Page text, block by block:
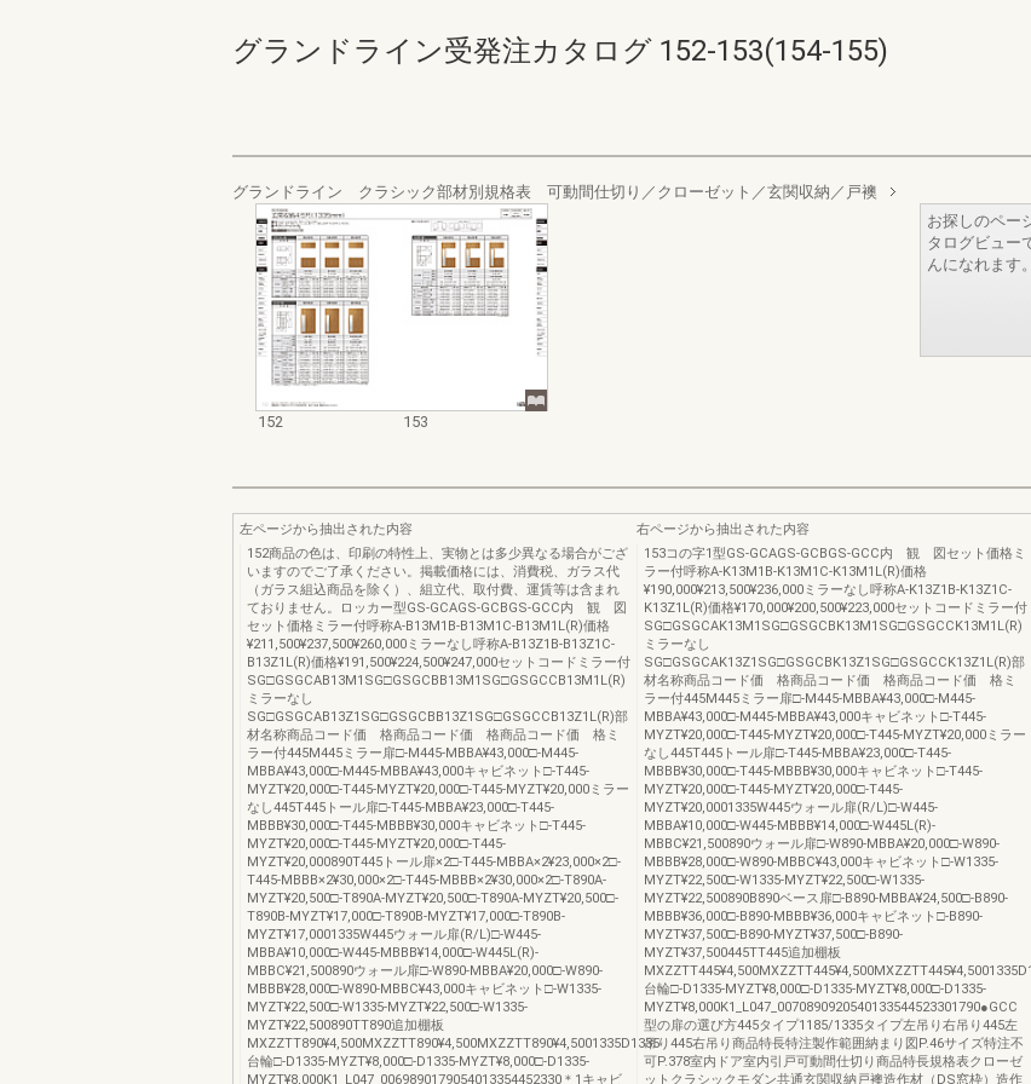
グランドライン受発注カタログ 152-153(154-155)
グランドライン クラシック部材別規格表 可動間仕切り／クローゼット／玄関収納／戸襖
152 153
お探しのペー
タログビュー
んになれます。
左ページから抽出された内容
152商品の色は、印刷の特性上、実物とは多少異なる場合がござ
いますのでご了承ください。掲載価格には、消費税、ガラス代
（ガラス組込商品を除く）、組立代、取付費、運賃等は含まれ
ておりません。ロッカー型GS-GCAGS-GCBGS-GCC内 観 図
セット価格ミラー付呼称A-B13M1B-B13M1C-B13M1L(R)価格
¥211,500¥237,500¥260,000ミラーなし呼称A-B13Z1B-B13Z1C-
B13Z1L(R)価格¥191,500¥224,500¥247,000セットコードミラー付
SG□GSGCAB13M1SG□GSGCBB13M1SG□GSGCCB13M1L(R)
ミラーなし
SG□GSGCAB13Z1SG□GSGCBB13Z1SG□GSGCCB13Z1L(R)部
材名称商品コード価 格商品コード価 格商品コード価 格ミ
ラー付445M445ミラー扉□-M445-MBBA¥43,000□-M445-
MBBA¥43,000□-M445-MBBA¥43,000キャビネット□-T445-
MYZT¥20,000□-T445-MYZT¥20,000□-T445-MYZT¥20,000ミラー
なし445T445トール扉□-T445-MBBA¥23,000□-T445-
MBBB¥30,000□-T445-MBBB¥30,000キャビネット□-T445-
MYZT¥20,000□-T445-MYZT¥20,000□-T445-
MYZT¥20,000890T445トール扉×2□-T445-MBBA×2¥23,000×2□-
T445-MBBB×2¥30,000×2□-T445-MBBB×2¥30,000×2□-T890A-
MYZT¥20,500□-T890A-MYZT¥20,500□-T890A-MYZT¥20,500□-
T890B-MYZT¥17,000□-T890B-MYZT¥17,000□-T890B-
MYZT¥17,0001335W445ウォール扉(R/L)□-W445-
MBBA¥10,000□-W445-MBBB¥14,000□-W445L(R)-
MBBC¥21,500890ウォール扉□-W890-MBBA¥20,000□-W890-
MBBB¥28,000□-W890-MBBC¥43,000キャビネット□-W1335-
MYZT¥22,500□-W1335-MYZT¥22,500□-W1335-
MYZT¥22,500890TT890追加棚板
MXZZTT890¥4,500MXZZTT890¥4,500MXZZTT890¥4,5001335D1335
台輪□-D1335-MYZT¥8,000□-D1335-MYZT¥8,000□-D1335-
MYZT¥8,000K1_L047_0069890179054013354452330＊1キャビ
右ページから抽出された内容
153コの字1型GS-GCAGS-GCBGS-GCC内 観 図セット価格ミ
ラー付呼称A-K13M1B-K13M1C-K13M1L(R)価格
¥190,000¥213,500¥236,000ミラーなし呼称A-K13Z1B-K13Z1C-
K13Z1L(R)価格¥170,000¥200,500¥223,000セットコードミラー付
SG□GSGCAK13M1SG□GSGCBK13M1SG□GSGCCK13M1L(R)
ミラーなし
SG□GSGCAK13Z1SG□GSGCBK13Z1SG□GSGCCK13Z1L(R)部
材名称商品コード価 格商品コード価 格商品コード価 格ミ
ラー付445M445ミラー扉□-M445-MBBA¥43,000□-M445-
MBBA¥43,000□-M445-MBBA¥43,000キャビネット□-T445-
MYZT¥20,000□-T445-MYZT¥20,000□-T445-MYZT¥20,000ミラー
なし445T445トール扉□-T445-MBBA¥23,000□-T445-
MBBB¥30,000□-T445-MBBB¥30,000キャビネット□-T445-
MYZT¥20,000□-T445-MYZT¥20,000□-T445-
MYZT¥20,0001335W445ウォール扉(R/L)□-W445-
MBBA¥10,000□-W445-MBBB¥14,000□-W445L(R)-
MBBC¥21,500890ウォール扉□-W890-MBBA¥20,000□-W890-
MBBB¥28,000□-W890-MBBC¥43,000キャビネット□-W1335-
MYZT¥22,500□-W1335-MYZT¥22,500□-W1335-
MYZT¥22,500890B890ベース扉□-B890-MBBA¥24,500□-B890-
MBBB¥36,000□-B890-MBBB¥36,000キャビネット□-B890-
MYZT¥37,500□-B890-MYZT¥37,500□-B890-
MYZT¥37,500445TT445追加棚板
台輪□-D1335-MYZT¥8,000□-D1335-MYZT¥8,000□-D1335-
MYZT¥8,000K1_L047_0070890920540133544523301790●GCC
型の扉の選び方445タイプ1185/1335タイプ左吊り右吊り445左
吊り445右吊り商品特長特注製作範囲納まり図P.46サイズ特注不
可P.378室内ドア室内引戸可動間仕切り商品特長規格表クローゼ
ットクラシックモダン共通玄関収納戸襖造作材（DS窓枠）造作